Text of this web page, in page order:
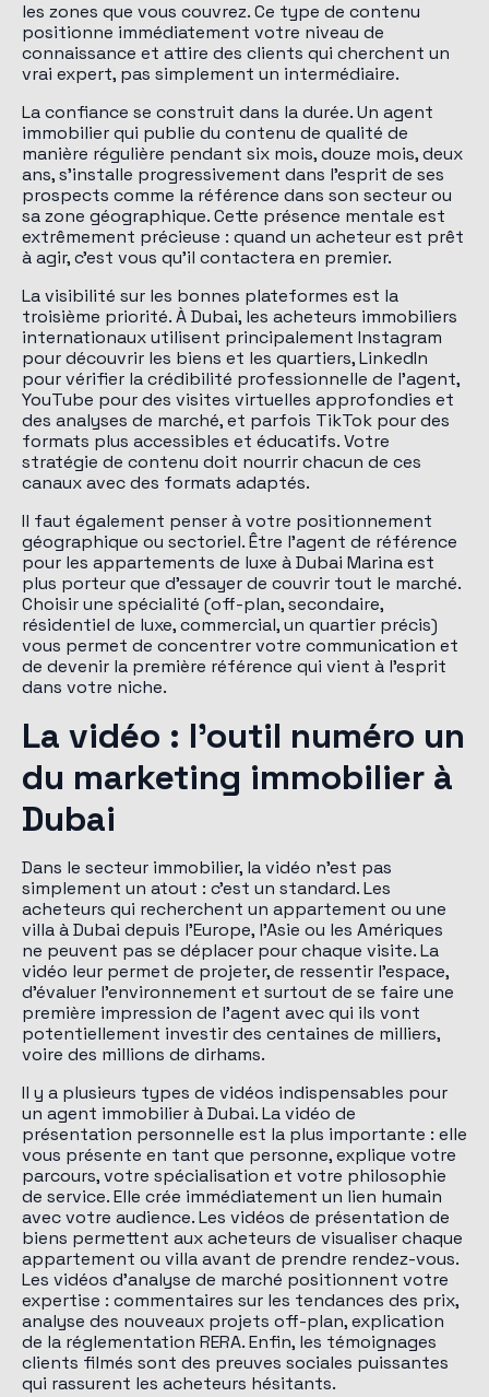
les zones que vous couvrez. Ce type de contenu
positionne immédiatement votre niveau de
connaissance et attire des clients qui cherchent un
vrai expert, pas simplement un intermédiaire.
La confiance se construit dans la durée. Un agent
immobilier qui publie du contenu de qualité de
manière régulière pendant six mois, douze mois, deux
ans, s'installe progressivement dans l'esprit de ses
prospects comme la référence dans son secteur ou
sa zone géographique. Cette présence mentale est
extrêmement précieuse : quand un acheteur est prêt
à agir, c'est vous qu'il contactera en premier.
La visibilité sur les bonnes plateformes est la
troisième priorité. À Dubai, les acheteurs immobiliers
internationaux utilisent principalement Instagram
pour découvrir les biens et les quartiers, LinkedIn
pour vérifier la crédibilité professionnelle de l'agent,
YouTube pour des visites virtuelles approfondies et
des analyses de marché, et parfois TikTok pour des
formats plus accessibles et éducatifs. Votre
stratégie de contenu doit nourrir chacun de ces
canaux avec des formats adaptés.
Il faut également penser à votre positionnement
géographique ou sectoriel. Être l'agent de référence
pour les appartements de luxe à Dubai Marina est
plus porteur que d'essayer de couvrir tout le marché.
Choisir une spécialité (off-plan, secondaire,
résidentiel de luxe, commercial, un quartier précis)
vous permet de concentrer votre communication et
de devenir la première référence qui vient à l'esprit
dans votre niche.
La vidéo : l'outil numéro un
du marketing immobilier à
Dubai
Dans le secteur immobilier, la vidéo n'est pas
simplement un atout : c'est un standard. Les
acheteurs qui recherchent un appartement ou une
villa à Dubai depuis l'Europe, l'Asie ou les Amériques
ne peuvent pas se déplacer pour chaque visite. La
vidéo leur permet de projeter, de ressentir l'espace,
d'évaluer l'environnement et surtout de se faire une
première impression de l'agent avec qui ils vont
potentiellement investir des centaines de milliers,
voire des millions de dirhams.
Il y a plusieurs types de vidéos indispensables pour
un agent immobilier à Dubai. La vidéo de
présentation personnelle est la plus importante : elle
vous présente en tant que personne, explique votre
parcours, votre spécialisation et votre philosophie
de service. Elle crée immédiatement un lien humain
avec votre audience. Les vidéos de présentation de
biens permettent aux acheteurs de visualiser chaque
appartement ou villa avant de prendre rendez-vous.
Les vidéos d'analyse de marché positionnent votre
expertise : commentaires sur les tendances des prix,
analyse des nouveaux projets off-plan, explication
de la réglementation RERA. Enfin, les témoignages
clients filmés sont des preuves sociales puissantes
qui rassurent les acheteurs hésitants.